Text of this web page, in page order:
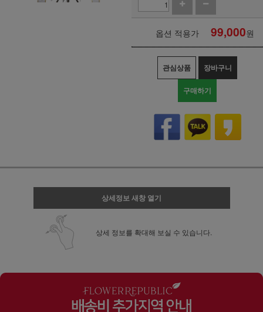
옵션 적용가 99,000원
관심상품 장바구니
구매하기
상세정보 새창 열기
상세 정보를 확대해 보실 수 있습니다.